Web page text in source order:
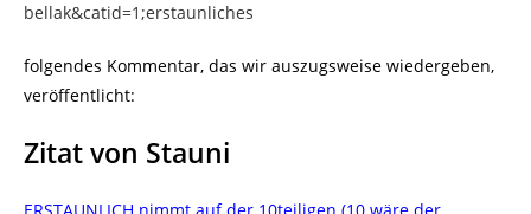
bellak&catid=1;erstaunliches
folgendes Kommentar, das wir auszugsweise wiedergeben,
veröffentlicht:
Zitat von Stauni